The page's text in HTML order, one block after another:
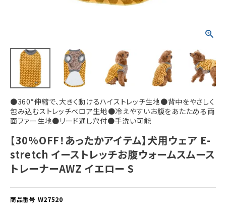
●360°伸縮で、大きく動けるハイストレッチ生地●背中をやさしく
包み込むストレッチベロア生地●冷えやすいお腹をあたためる両
面ファー生地●リード通し穴付●手洗い可能
【30%OFF！あったかアイテム】犬用ウェア E-
stretch イーストレッチお腹ウォームスムース
トレーナーAWZ イエロー S
商品番号 W27520